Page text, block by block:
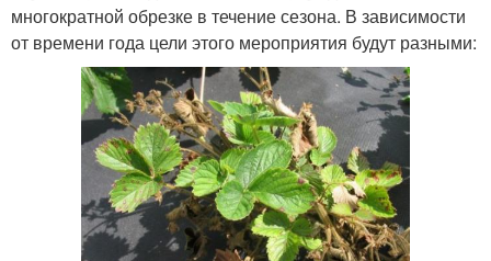
многократной обрезке в течение сезона. В зависимости
от времени года цели этого мероприятия будут разными: